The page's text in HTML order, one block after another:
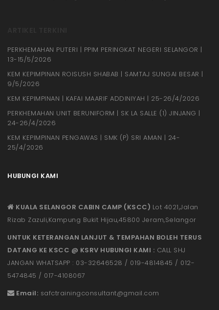
PERKHEMAHAN PUTERI | PPIM PERINGKAT NEGERI SELANGOR |
13-15/5/2026
KEM KEPIMPINAN ROISUSH SHABAB | SAMTAJ SUNGAI BESAR |
9/5/2026
KEM KEPIMPINAN | KAFAI MAARIF ADDINIYAH | 25-26/4/2026
PERKHEMAHAN UNIT BERUNIFORM | SK LA SALLE (1) JINJANG |
24-26/4/2026
KEM KEPIMPINAN PENGAWAS | SMK (P) SRI AMAN | 24-
25/4/2026
HUBUNGI KAMI
KUALA SELANGOR CABIN CAMP (KSCC) Lot 4021,Jalan
Rizab Zazuli,Kampung Bukit Hijau,45800 Jeram,Selangor
UNTUK KETERANGAN LANJUT & TEMPAHAN BOLEH TERUS
DATANG KE KSCC @ KSRV HUBUNGI KAMI : CALL SHJ
JANGAN WHATSAPP : 03-32646528 / 019-4814845 / 012-
5474845 / 017-4108067
Email: safctrainingconsultant@gmail.com